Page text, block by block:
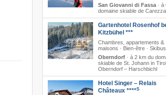
San Giovanni di Fassa· à
domaine skiable de Carezza
Gartenhotel Rosenhof
Kitzbühel ***
Chambres, appartements &
maisons · Bien-être ·
Oberndorf · à 2 km du
skiable de St. Johann in
Oberndorf – Harschbichl
Hotel Singer – Relais
Châteaux ****S